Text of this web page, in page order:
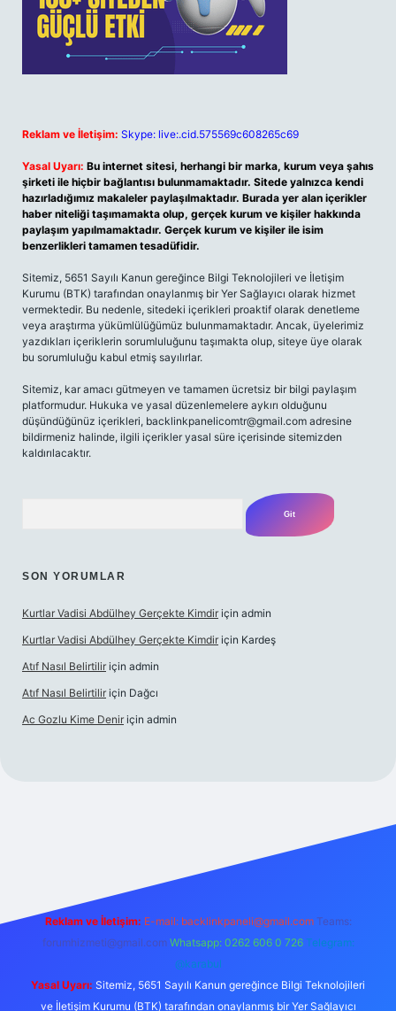
Reklam ve İletişim: Skype: live:.cid.575569c608265c69
Yasal Uyarı: Bu internet sitesi, herhangi bir marka, kurum veya şahıs
şirketi ile hiçbir bağlantısı bulunmamaktadır. Sitede yalnızca kendi
hazırladığımız makaleler paylaşılmaktadır. Burada yer alan içerikler
haber niteliği taşımamakta olup, gerçek kurum ve kişiler hakkında
paylaşım yapılmamaktadır. Gerçek kurum ve kişiler ile isim
benzerlikleri tamamen tesadüfidir.
Sitemiz, 5651 Sayılı Kanun gereğince Bilgi Teknolojileri ve İletişim
Kurumu (BTK) tarafından onaylanmış bir Yer Sağlayıcı olarak hizmet
vermektedir. Bu nedenle, sitedeki içerikleri proaktif olarak denetleme
veya araştırma yükümlülüğümüz bulunmamaktadır. Ancak, üyelerimiz
yazdıkları içeriklerin sorumluluğunu taşımakta olup, siteye üye olarak
bu sorumluluğu kabul etmiş sayılırlar.
Sitemiz, kar amacı gütmeyen ve tamamen ücretsiz bir bilgi paylaşım
platformudur. Hukuka ve yasal düzenlemelere aykırı olduğunu
düşündüğünüz içerikleri, backlinkpanelicomtr@gmail.com adresine
bildirmeniz halinde, ilgili içerikler yasal süre içerisinde sitemizden
kaldırılacaktır.
SON YORUMLAR
Kurtlar Vadisi Abdülhey Gerçekte Kimdir için admin
Kurtlar Vadisi Abdülhey Gerçekte Kimdir için Kardeş
Atıf Nasıl Belirtilir için admin
Atıf Nasıl Belirtilir için Dağcı
Ac Gozlu Kime Denir için admin
Reklam ve İletişim: E-mail: backlinkpaneli@gmail.com Teams:
forumhizmeti@gmail.com Whatsapp: 0262 606 0 726 Telegram:
@karabul
Yasal Uyarı: Sitemiz, 5651 Sayılı Kanun gereğince Bilgi Teknolojileri
ve İletişim Kurumu (BTK) tarafından onaylanmış bir Yer Sağlayıcı